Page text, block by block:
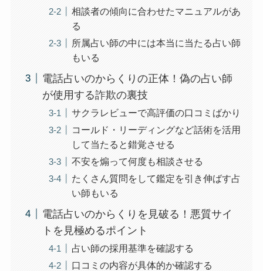
相談者の傾向に合わせたマニュアルがあ
る
所属占い師の中には本当に当たる占い師
もいる
電話占いのからくりの正体！偽の占い師
が使用する詐欺の裏技
サクラレビューで高評価の口コミばかり
コールド・リーディングなど話術を活用
して当たると錯覚させる
不安を煽って何度も相談させる
たくさん質問をして鑑定を引き伸ばす占
い師もいる
電話占いのからくりを見破る！悪質サイ
トを見極めるポイント
占い師の採用基準を確認する
口コミの内容が具体的か確認する